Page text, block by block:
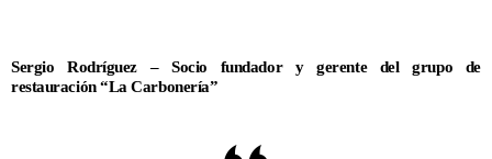
Sergio Rodríguez – Socio fundador y gerente del grupo de
restauración “La Carbonería”